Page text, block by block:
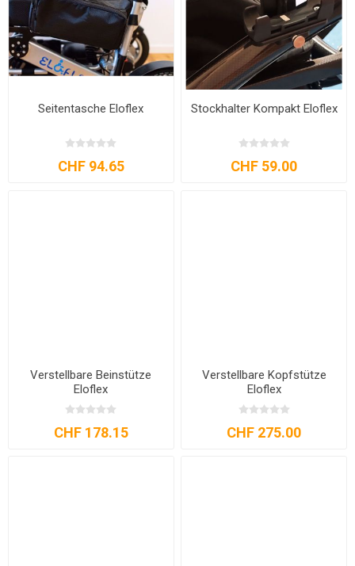
Seitentasche Eloflex
CHF 94.65
Stockhalter Kompakt Eloflex
CHF 59.00
Verstellbare Beinstütze
Eloflex
CHF 178.15
Verstellbare Kopfstütze
Eloflex
CHF 275.00